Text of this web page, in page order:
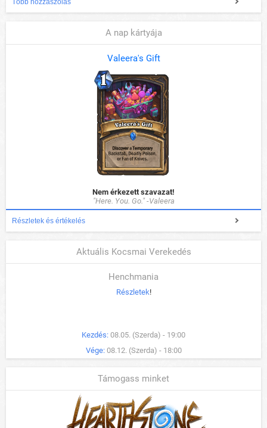
A nap kártyája
Valeera's Gift
Nem érkezett szavazat!
"Here. You. Go." -Valeera
Részletek és értékelés
Aktuális Kocsmai Verekedés
Henchmania
Részletek!
Kezdés: 08.05. (Szerda) - 19:00
Vége: 08.12. (Szerda) - 18:00
Támogass minket